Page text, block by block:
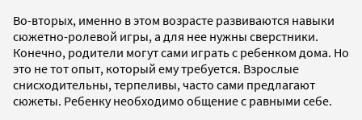
Во-вторых, именно в этом возрасте развиваются навыки
сюжетно-ролевой игры, а для нее нужны сверстники.
Конечно, родители могут сами играть с ребенком дома. Но
это не тот опыт, который ему требуется. Взрослые
снисходительны, терпеливы, часто сами предлагают
сюжеты. Ребенку необходимо общение с равными себе.